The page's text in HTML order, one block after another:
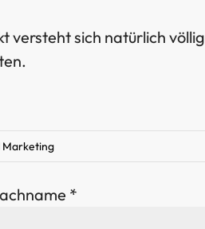
versteht sich natürlich völlig
Marketing
*